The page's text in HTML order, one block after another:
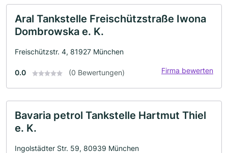
Aral Tankstelle Freischützstraße Iwona
Dombrowska e. K.
Freischützstr. 4, 81927 München
0.0 (0 Bewertungen) Firma bewerten
Bavaria petrol Tankstelle Hartmut Thiel
e. K.
Ingolstädter Str. 59, 80939 München